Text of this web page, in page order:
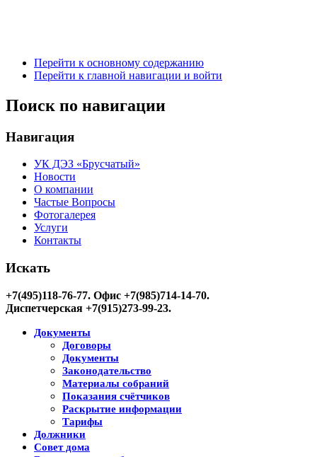
Перейти к основному содержанию
Перейти к главной навигации и войти
Поиск по навигации
Навигация
УК ДЭЗ «Брусчатый»
Новости
О компании
Частые Вопросы
Фотогалерея
Услуги
Контакты
Искать
+7(495)118-76-77. Офис +7(985)714-14-70.
Диспетчерская +7(915)273-99-23.
Документы
Договоры
Документы
Законодательство
Материалы собраний
Показания счётчиков
Раскрытие информации
Тарифы
Должники
Совет дома